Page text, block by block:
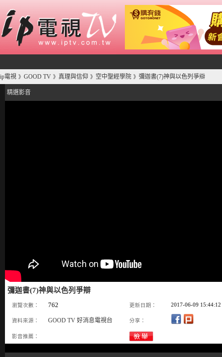
ip電視 》 GOOD TV 》 真理與信仰 》 空中聖經學院 》 彌迦書(7)神與以色列爭辯
精選影音
彌迦書(7)神與以色列爭辯
瀏覽次數： 762 更新日期： 2017-06-09 15:44:12
資料來源： GOOD TV 好消息電視台 分享：
影音推薦：